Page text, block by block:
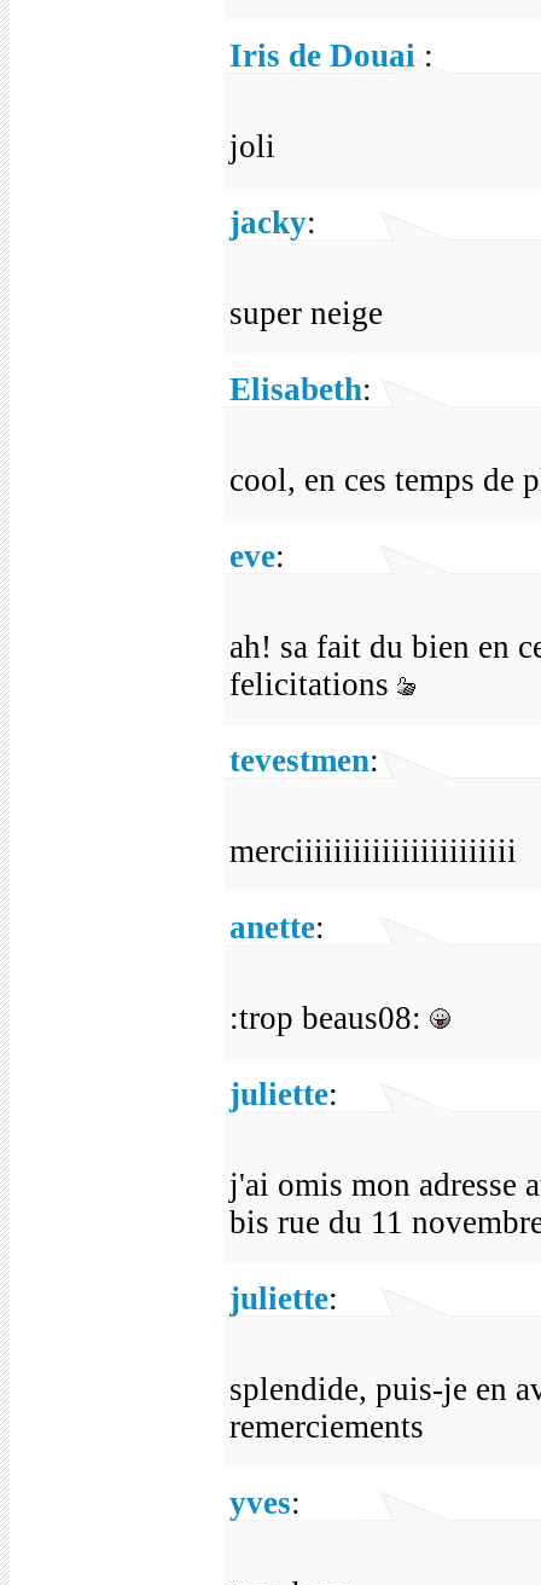
Iris de Douai :
joli
jacky:
super neige
Elisabeth:
cool, en ces temps de
eve:
ah! sa fait du bien en
felicitations
tevestmen:
merciiiiiiiiiiiiiiiiiiiiiii
anette:
:trop beaus08:
juliette:
j'ai omis mon adresse
bis rue du 11
juliette:
splendide, puis-je en
remerciements
yves: